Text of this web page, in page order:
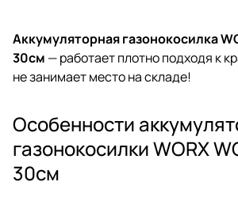
Аккумуляторная газонокосилка
30см — работает плотно подходя к
не занимает место на складе!
Особенности
газонокосилки WORX
30см